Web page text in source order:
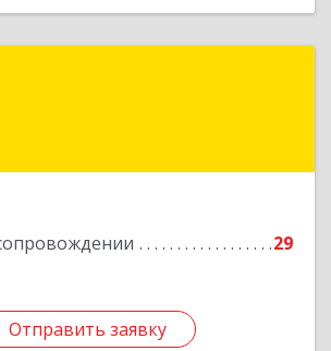
29
Отправить заявку
обл, Сосновый Бор г,
Отправить заявку